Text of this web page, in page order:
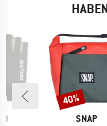
MARKE
SNAP
Rabatt
40%